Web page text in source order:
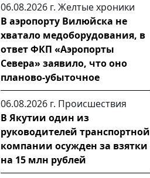
06.08.2026 г. Желтые хроники
В аэропорту Вилюйска не
хватало медоборудования, в
ответ ФКП «Аэропорты
Севера» заявило, что оно
планово-убыточное
06.08.2026 г. Происшествия
В Якутии один из
руководителей транспортной
компании осужден за взятки
на 15 млн рублей